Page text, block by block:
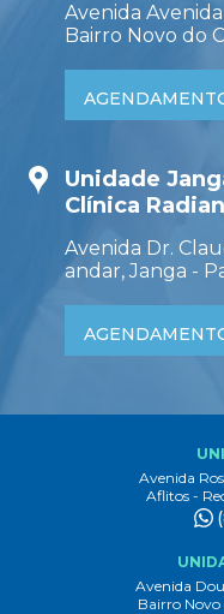
Avenida
Bairro Novo do
Unidade
Clínica
Avenida Dr.
andar, Janga -
Avenida
Aflitos -
Avenida
Bairro